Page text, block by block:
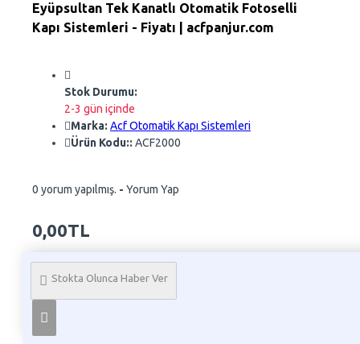
Eyüpsultan Tek Kanatlı Otomatik Fotoselli
Kapı Sistemleri - Fiyatı | acfpanjur.com
Stok Durumu:
2-3 gün içinde
Marka: Acf Otomatik Kapı Sistemleri
Ürün Kodu:: ACF2000
0 yorum yapılmış. - Yorum Yap
0,00TL
Stokta Olunca Haber Ver
Telefon İle Sipariş